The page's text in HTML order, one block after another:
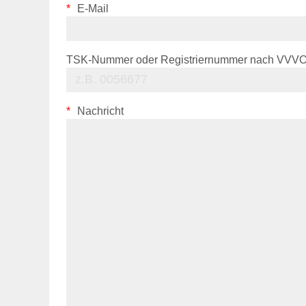
E-Mail
TSK-Nummer oder Registriernummer nach
Nachricht